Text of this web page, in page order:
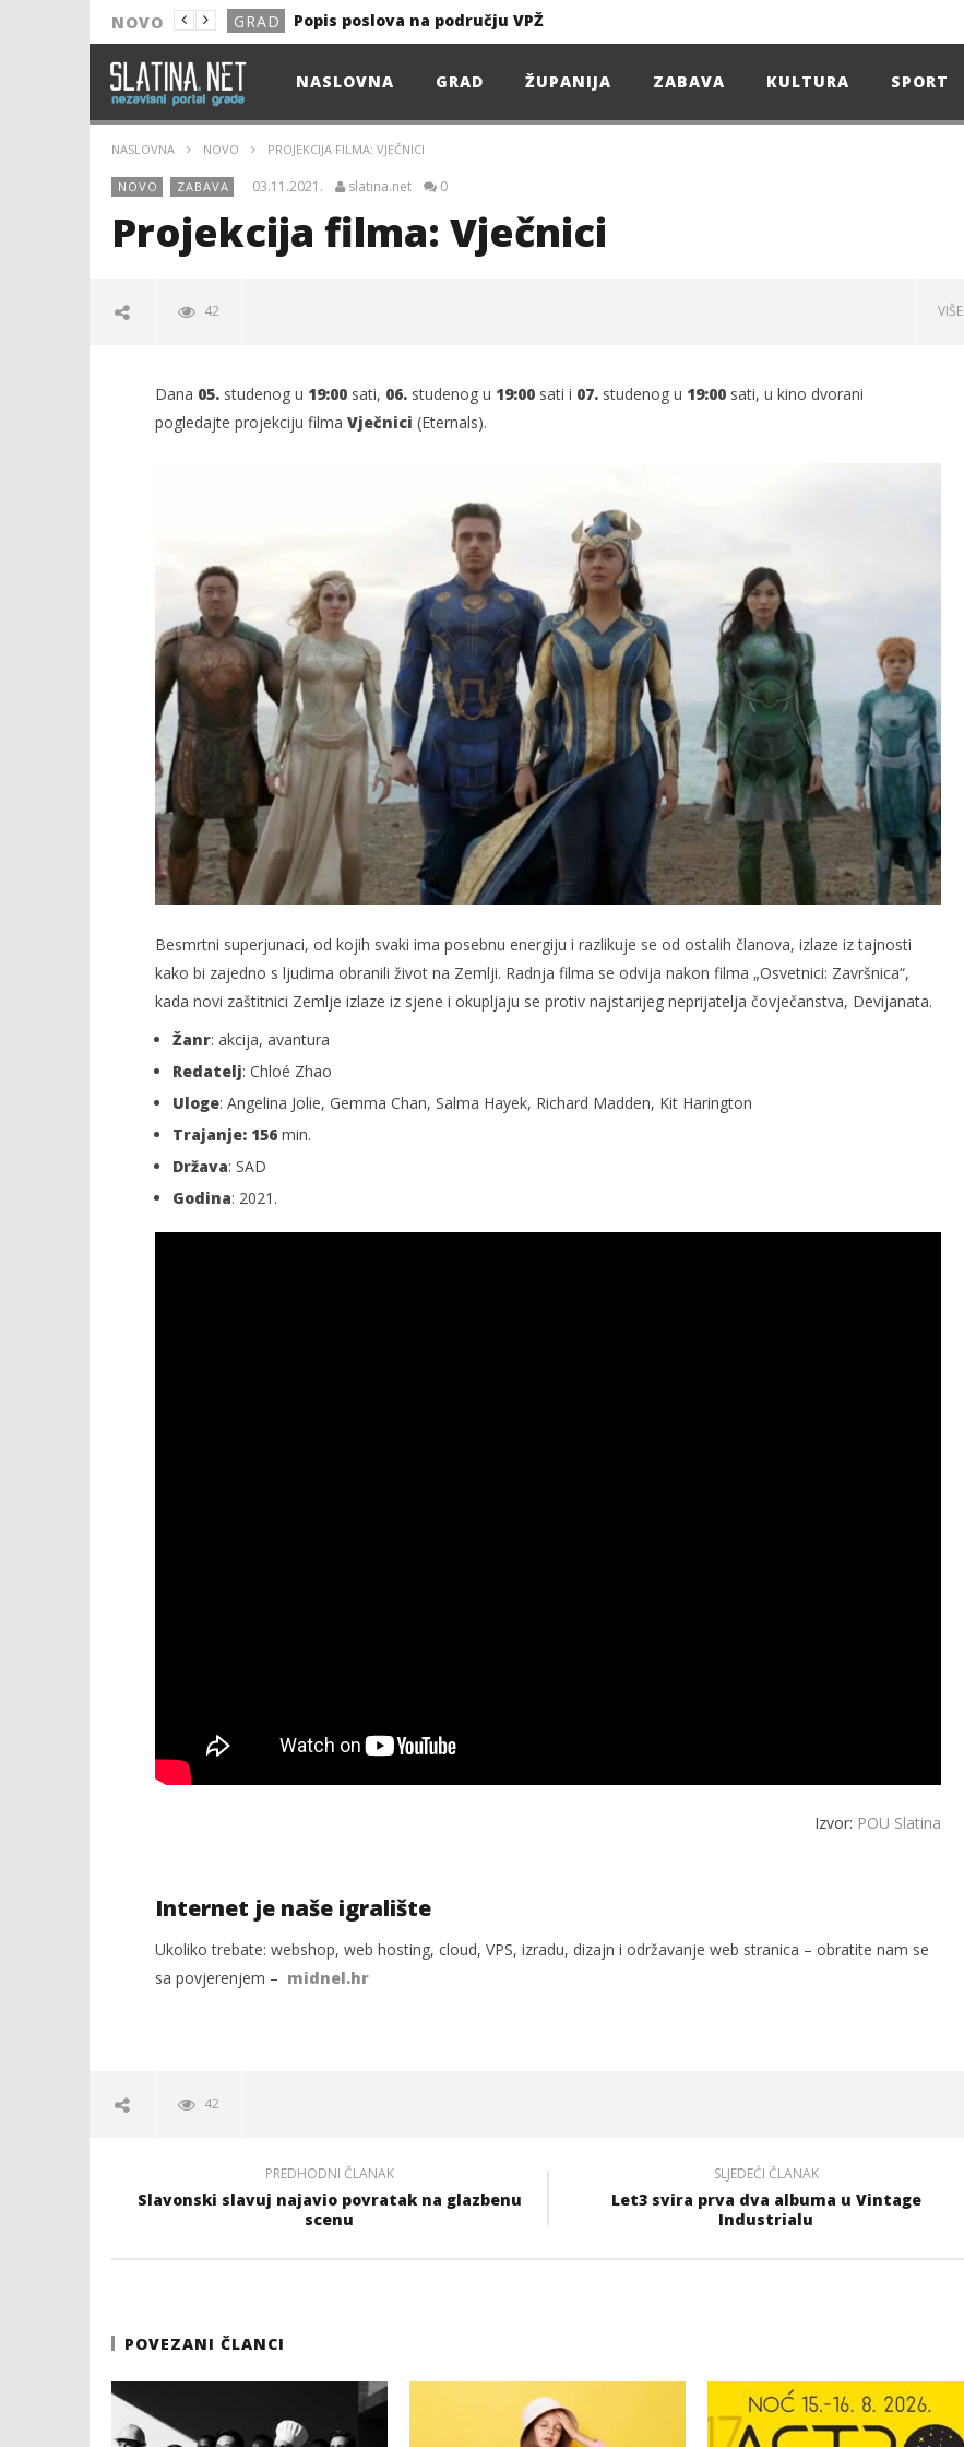
NOVO GRAD
Popis poslova na području VPŽ
NOVO
NOVO
NOVO
NOVO
KULTURA
GRAD
Popis poslova na području VPŽ
NASLOVNA GRAD ŽUPANIJA ZABAVA KULTURA SPORT
NASLOVNA NOVO PROJEKCIJA FILMA: VJEČNICI
NOVO ZABAVA 03.11.2021. slatina.net 0
Projekcija filma: Vječnici
42 VIŠE
Projekcija filma: Vječnici
03.11.2021.
slatina.net
Popis poslova na području VPŽ
03.11.2021.
slatina.net
Ljeto donosi bezbrižnu igru, ali
i zdravstvene izazove
03.11.2021.
slatina.net
Dana 05.studenog u 19:00sati, 06.studenog u 19:00sati i 07. studenog u 19:00sati, u kino dvorani
pogledajte projekciju filma Vječnici (Eternals).
Besmrtni superjunaci, od kojih svaki ima posebnu energiju i razlikuje se od ostalih članova, izlaze iz tajnosti
kako bi zajedno s ljudima obranili život na Zemlji. Radnja filma se odvija nakon filma „Osvetnici: Završnica“,
kada novi zaštitnici Zemlje izlaze iz sjene i okupljaju se protiv najstarijeg neprijatelja čovječanstva, Devijanata.
Žanr: akcija, avantura
Redatelj: Chloé Zhao
Uloge: Angelina Jolie, Gemma Chan, Salma Hayek, Richard Madden, Kit Harington
Trajanje: 156min.
Država: SAD
Godina: 2021.
Izvor: POU Slatina
Internet je naše igralište
Ukoliko trebate: webshop, web hosting, cloud, VPS, izradu, dizajn i održavanje web stranica – obratite nam se
sa povjerenjem – midnel.hr
42
PREDHODNI ČLANAK
Slavonski slavuj najavio povratak na glazbenu
scenu
SLJEDEĆI ČLANAK
Let3 svira prva dva albuma u Vintage
Industrialu
POVEZANI ČLANCI